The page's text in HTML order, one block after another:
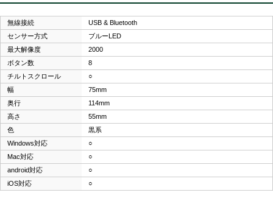
無線接続
USB & Bluetooth
センサー方式
ブルーLED
最大解像度
2000
ボタン数
8
チルトスクロール
○
幅
75mm
奥行
114mm
高さ
55mm
色
黒系
Windows対応
○
Mac対応
○
android対応
○
iOS対応
○